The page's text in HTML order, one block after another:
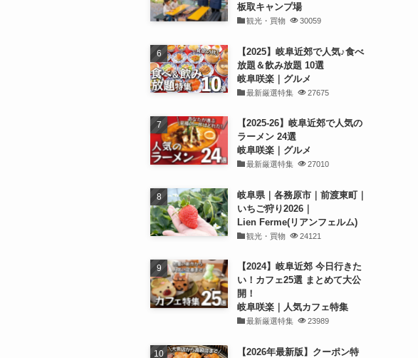
板取キャンプ場
観光・買物 30059
【2025】岐阜近郊で人気♪食べ
放題＆飲み放題 10選
岐阜咲楽｜グルメ
最新厳選特集 27675
【2025-26】岐阜近郊で人気の
ラーメン 24選
岐阜咲楽｜グルメ
最新厳選特集 27010
岐阜県｜各務原市｜前渡東町｜
いちご狩り2026｜
Lien Ferme(リアンフェルム)
観光・買物 24121
【2024】岐阜近郊 今日行きた
い！カフェ25選 まとめて大公
開！
岐阜咲楽｜人気カフェ特集
最新厳選特集 23989
【2026年最新版】クーポン特